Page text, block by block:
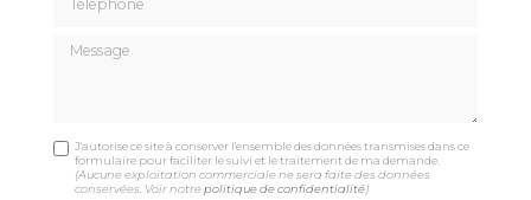
Message
J'autorise ce site à conserver l'ensemble des données transmises dans ce
formulaire pour faciliter le suivi et le traitement de ma demande.
(Aucune exploitation commerciale ne sera faite des données
conservées. Voir notrepolitique de confidentialité)